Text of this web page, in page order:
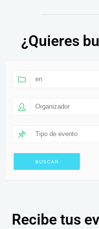
¿Quieres
en
Organizador
Tipo de evento
Recibe tus